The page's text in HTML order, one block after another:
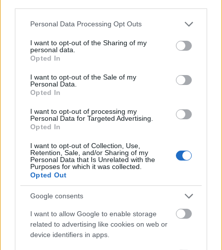
Please note that this website/app uses one or more Google
not limited to your visit or usage behaviour. You may click to
grant or deny consent to Google and its third-party tags to
use your data for below specified purposes in below Google
consent section.
Personal Data Processing Opt Outs
I want to opt-out of the Sharing of my
personal data.
Opted In
I want to opt-out of the Sale of my
Personal Data.
Opted In
I want to opt-out of processing my
Personal Data for Targeted Advertising.
Opted In
I want to opt-out of Collection, Use,
Retention, Sale, and/or Sharing of my
Personal Data that Is Unrelated with the
Purposes for which it was collected.
Opted Out
Google consents
I want to allow Google to enable storage
related to advertising like cookies on web or
device identifiers in apps.
Pénteken még többfelé lehet eső, zárpor és a szél is olykor
viharossá fokozódik, majd szombattól már jellemzően napos idő
várható és a hőmérséklet csúcsértéke is 20 Celsius-fok körül
alakul, bár a szél még olykor élénk lehet - derül ki a
HungaroMet Nonprofit Zrt. előrejelzéséből, amelyet csütörtökön
juttattak el az MTI-hez.
A sünök védelmére hívja fel a figyelmet a tavaszi kerti
munkák idején az MME